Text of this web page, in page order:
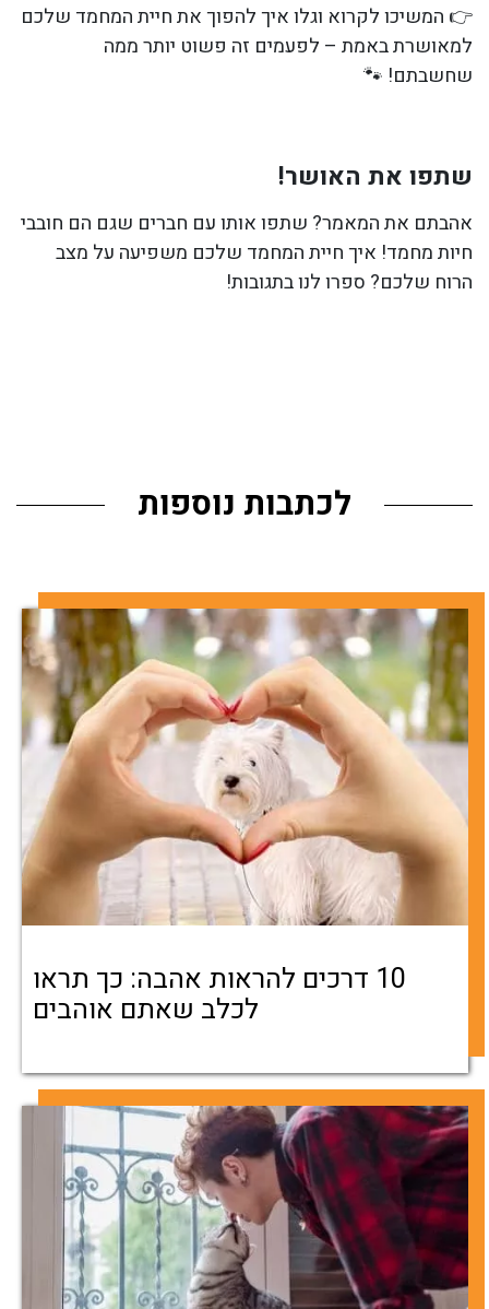
👉 המשיכו לקרוא וגלו איך להפוך את חיית המחמד שלכם
למאושרת באמת – לפעמים זה פשוט יותר ממה
שחשבתם! 🐾
שתפו את האושר!
אהבתם את המאמר? שתפו אותו עם חברים שגם הם חובבי
חיות מחמד! איך חיית המחמד שלכם משפיעה על מצב
הרוח שלכם? ספרו לנו בתגובות!
לכתבות נוספות
10 דרכים להראות אהבה: כך תראו
לכלב שאתם אוהבים